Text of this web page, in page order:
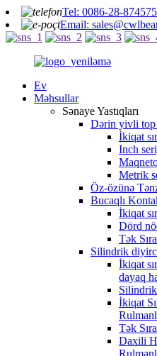
Tel: 0086-28-
Email:
Ev
Məhsullar
Sənaye Yastıqları
Dərin yivli top
İkiqat
Inch
Metrik
Öz-özünə
Bucaqlı
İkiqat
Dörd
Tək
Silindrik
İkiqat
dayaq
Silindrik
İkiqat
Tək
Daxili